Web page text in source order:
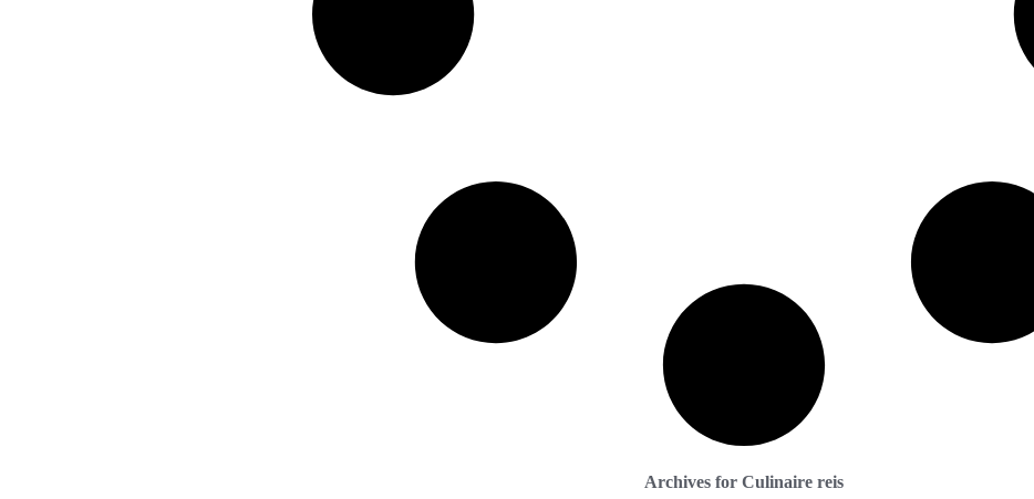
Archives for Culinaire reis